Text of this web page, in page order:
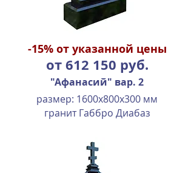
-15% от указанной цены
от 612 150 руб.
"Афанасий" вар. 2
размер: 1600х800х300 мм
гранит Габбро Диабаз